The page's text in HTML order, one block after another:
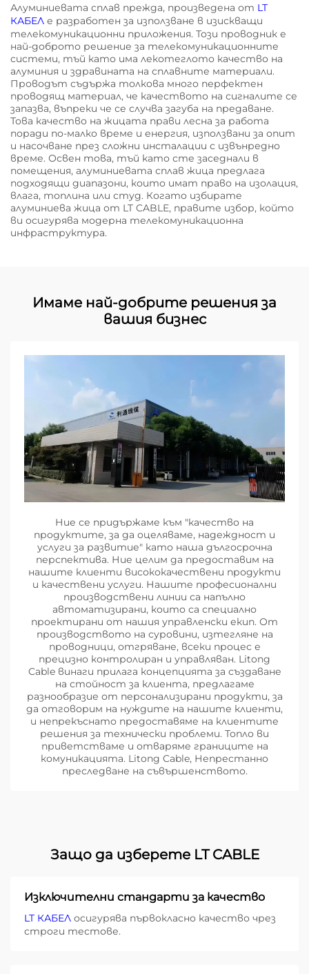
Алуминиевата сплав прежда, произведена от LT
КАБЕЛ е разработен за използване в изискващи
телекомуникационни приложения. Този проводник е
най-доброто решение за телекомуникационните
системи, тъй като има лекотеглото качество на
алуминия и здравината на сплавните материали.
Проводът съдържа толкова много перфектен
проводящ материал, че качеството на сигналите се
запазва, въпреки че се случва загуба на предаване.
Това качество на жицата прави лесна за работа
поради по-малко време и енергия, използвани за опит
и насочване през сложни инсталации с извънредно
време. Освен това, тъй като сте заседнали в
помещения, алуминиевата сплав жица предлага
подходящи диапазони, които имат право на изолация,
влага, топлина или студ. Когато избирате
алуминиева жица от LT CABLE, правите избор, който
ви осигурява модерна телекомуникационна
инфраструктура.
Имаме най-добрите решения за
вашия бизнес
Ние се придържаме към "качество на
продуктите, за да оцеляваме, надеждност и
услуги за развитие" като наша дългосрочна
перспектива. Ние целим да предоставим на
нашите клиенти висококачествени продукти
и качествени услуги. Нашите професионални
производствени линии са напълно
автоматизирани, които са специално
проектирани от нашия управленски екип. От
производството на суровини, изтегляне на
проводници, отгряване, всеки процес е
прецизно контролиран и управляван. Litong
Cable винаги прилага концепцията за създаване
на стойност за клиента, предлагаме
разнообразие от персонализирани продукти, за
да отговорим на нуждите на нашите клиенти,
и непрекъснато предоставяме на клиентите
решения за технически проблеми. Топло ви
приветстваме и отваряме границите на
комуникацията. Litong Cable, Непрестанно
преследване на съвършенството.
Защо да изберете LT CABLE
Изключителни стандарти за качество
LT КАБЕЛ осигурява първокласно качество чрез
строги тестове.